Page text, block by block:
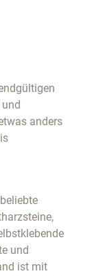
anders
und
ist mit